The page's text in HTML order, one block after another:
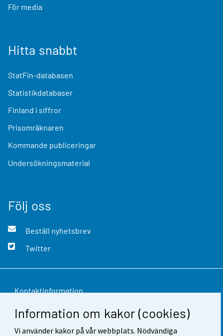
Information om kakor (cookies)
Vi använder kakor på vår webbplats. Nödvändiga
För media
Hitta snabbt
StatFin-databasen
Statistikdatabaser
Finland i siffror
Prisomräknaren
Kommande publiceringar
Undersökningsmaterial
Följ oss
Beställ nyhetsbrev
Twitter
Kontaktinformation
Respons
Användarvillkor